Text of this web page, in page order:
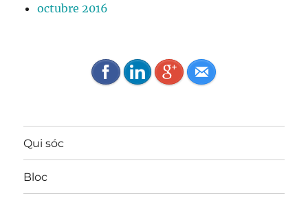
octubre 2016
Qui sóc
Bloc